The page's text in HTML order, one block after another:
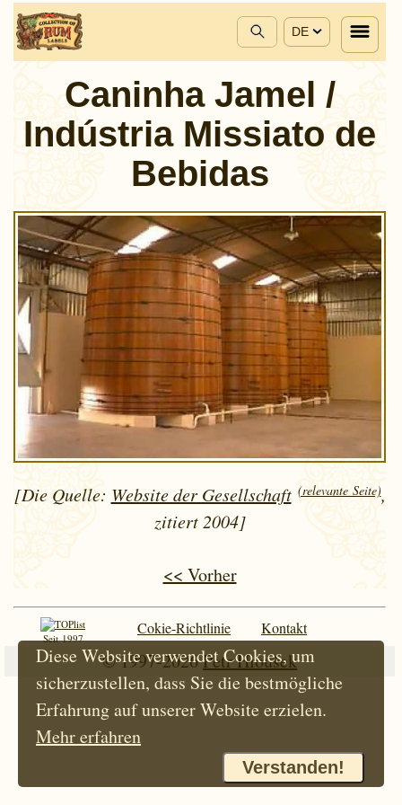
DE
Caninha Jamel /
Indústria Missiato de
Bebidas
[Die Quelle: Website der Gesellschaft (relevante Seite),
zitiert 2004]
<< Vorher
Seit 1997
Cokie-Richtlinie Kontakt
© 1997-2026Petr Hloušek
Diese Website verwendet Cookies, um
sicherzustellen, dass Sie die bestmögliche
Erfahrung auf unserer Website erzielen.
Mehr erfahren
Verstanden!